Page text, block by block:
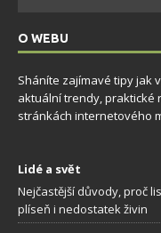
O WEBU
Sháníte zajímavé tipy jak
aktuální trendy,
stránkách internetového
Lidé a svět
Nejčastější důvody, proč
plíseň i nedostatek živin